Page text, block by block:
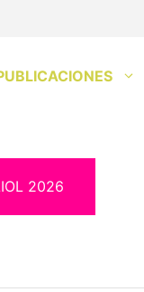
2026